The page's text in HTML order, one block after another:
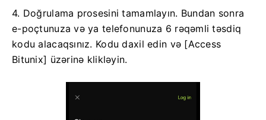
4. Doğrulama prosesini tamamlayın. Bundan sonra
e-poçtunuza və ya telefonunuza 6 rəqəmli təsdiq
kodu alacaqsınız. Kodu daxil edin və [Access
Bitunix] üzərinə klikləyin.